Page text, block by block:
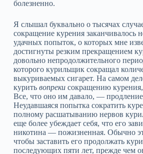
болезненно.
Я слышал буквально о тысячах
сокращение курения заканчивалось
удачных попыток, о которых мне
достигнуты резким прекращением
довольно непродолжительного
которого курильщик сокращал
выкуриваемых сигарет. На самом
курить вопрекисокращению курения,
Все, что оно им давало, —
Неудавшаяся попытка сократить
полному расшатыванию нервов
еще более убеждает себя, что его
никотина — пожизненная. Обычно
чтобы заставить его продолжать
последующих пяти лет, прежде чем